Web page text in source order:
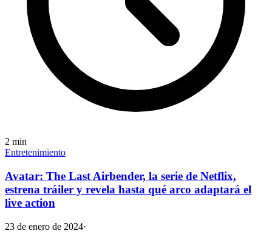
2 min
Entretenimiento
Avatar: The Last Airbender, la serie de Netflix,
estrena tráiler y revela hasta qué arco adaptará el
live action
23 de enero de 2024·